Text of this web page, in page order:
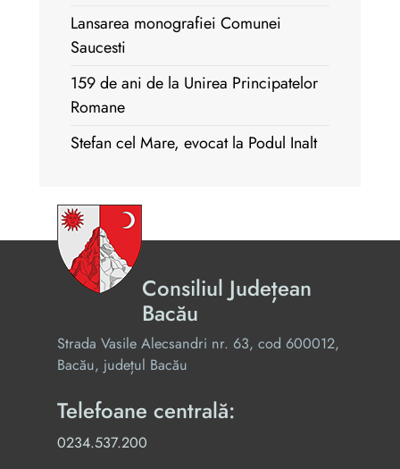
Lansarea monografiei Comunei
Saucesti
159 de ani de la Unirea Principatelor
Romane
Stefan cel Mare, evocat la Podul Inalt
Consiliul Județean
Bacău
Strada Vasile Alecsandri nr. 63, cod 600012,
Bacău, județul Bacău
Telefoane centrală:
0234.537.200